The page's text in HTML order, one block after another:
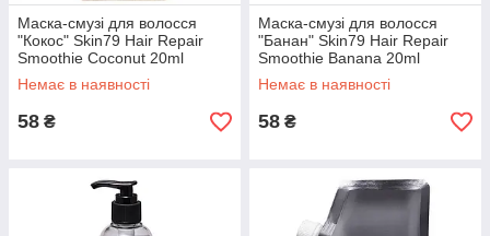
Маска-смузі для волосся
"Кокос" Skin79 Hair Repair
Smoothie Coconut 20ml
Немає в наявності
58 ₴
Маска-смузі для волосся
"Банан" Skin79 Hair Repair
Smoothie Banana 20ml
Немає в наявності
58 ₴